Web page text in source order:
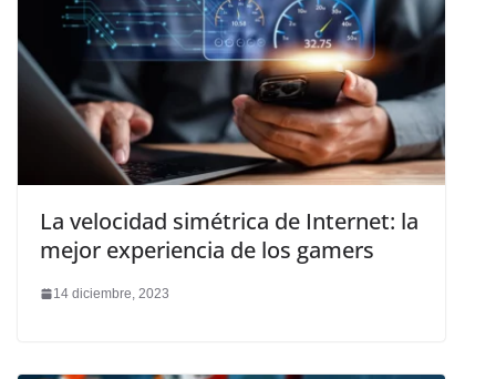
La velocidad simétrica de Internet: la
mejor experiencia de los gamers
14 diciembre, 2023